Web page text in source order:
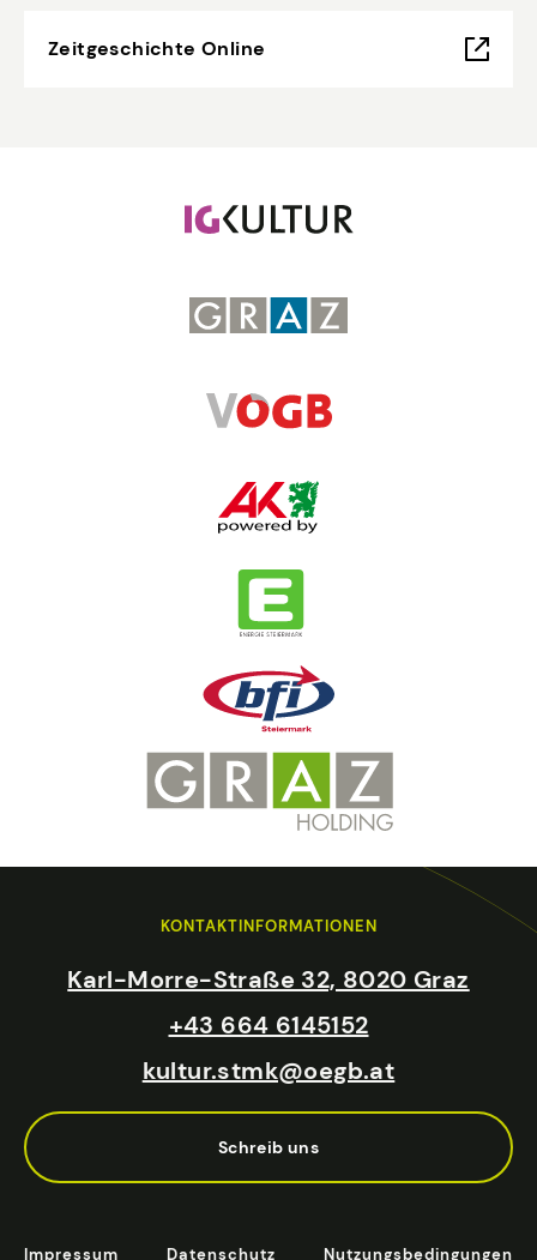
Zeitgeschichte Online
KONTAKTINFORMATIONEN
Karl-Morre-Straße 32, 8020 Graz
+43 664 6145152
kultur.stmk@oegb.at
Schreib uns
Impressum Datenschutz Nutzungsbedingungen